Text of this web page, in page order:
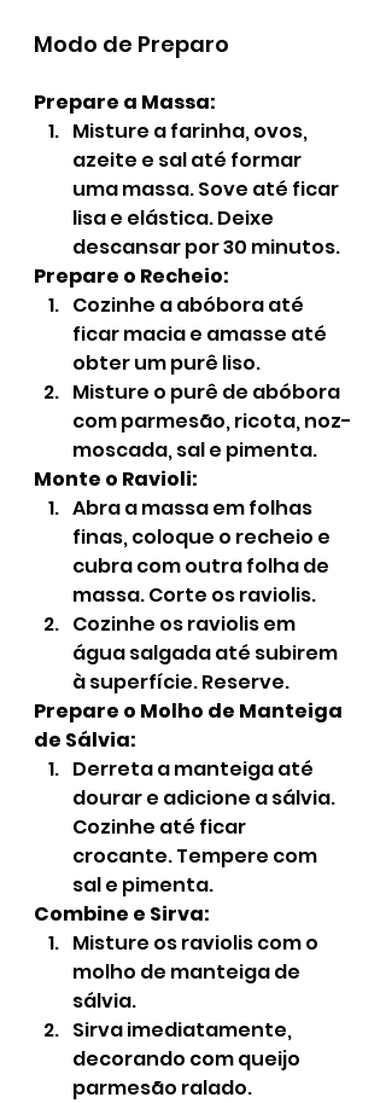
Modo de Preparo
Prepare a Massa:
Misture a farinha, ovos,
azeite e sal até formar
uma massa. Sove até ficar
lisa e elástica. Deixe
descansar por 30 minutos.
Prepare o Recheio:
Cozinhe a abóbora até
ficar macia e amasse até
obter um purê liso.
Misture o purê de abóbora
com parmesão, ricota, noz-
moscada, sal e pimenta.
Monte o Ravioli:
Abra a massa em folhas
finas, coloque o recheio e
cubra com outra folha de
massa. Corte os raviolis.
Cozinhe os raviolis em
água salgada até subirem
à superfície. Reserve.
Prepare o Molho de Manteiga
de Sálvia:
Derreta a manteiga até
dourar e adicione a sálvia.
Cozinhe até ficar
crocante. Tempere com
sal e pimenta.
Combine e Sirva:
Misture os raviolis com o
molho de manteiga de
sálvia.
Sirva imediatamente,
decorando com queijo
parmesão ralado.